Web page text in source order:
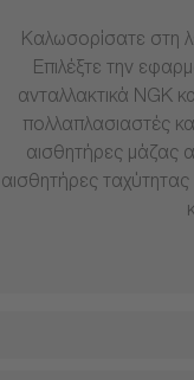
Καλωσορίσατε στη
Επιλέξτε την
ανταλλακτικά NGK
πολλαπλασιαστές
αισθητήρες μάζας
αισθητήρες